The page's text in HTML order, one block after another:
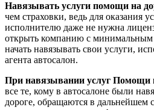
Навязывать услуги помощи на
чем страховки, ведь для оказания
исполнителю даже не нужна
открыть компанию с минимальным
начать навязывать свои услуги,
агента автосалон.
При навязывании услуг Помощи
все те, кому в автосалоне были
дороге, обращаются в дальнейшем